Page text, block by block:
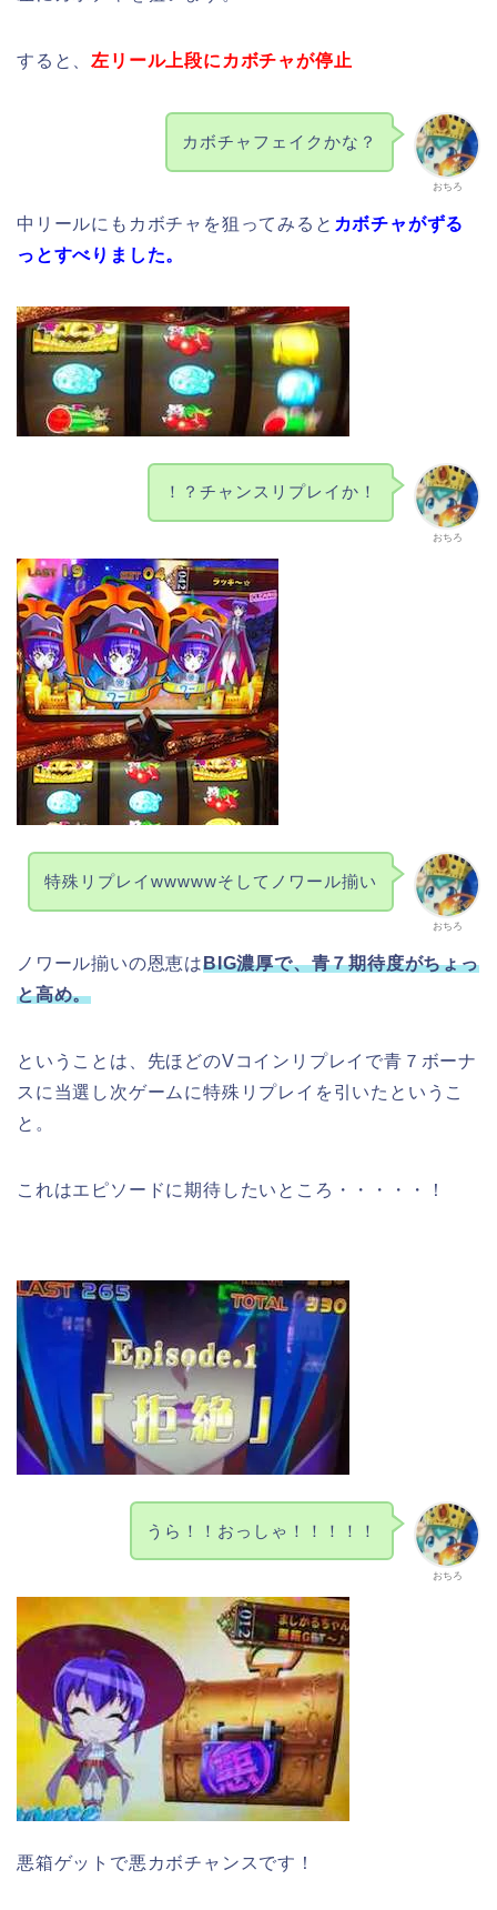
すると、左リール上段にカボチャが停止
おちろ
カボチャフェイクかな？
中リールにもカボチャを狙ってみると カボチャがずる
っとすべりました。
おちろ
！？チャンスリプレイか！
おちろ
特殊リプレイwwwwwそしてノワール揃い
ノワール揃いの恩恵はBIG濃厚で、青７期待度がちょっ
と高め。
ということは、先ほどのVコインリプレイで青７ボーナ
スに当選し次ゲームに特殊リプレイを引いたというこ
と。
これはエピソードに期待したいところ・・・・・！
おちろ
うら！！おっしゃ！！！！！
悪箱ゲットで悪カボチャンスです！